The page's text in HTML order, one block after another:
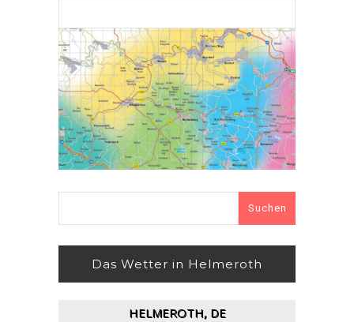
nach:
Das Wetter in Helmeroth
HELMEROTH, DE